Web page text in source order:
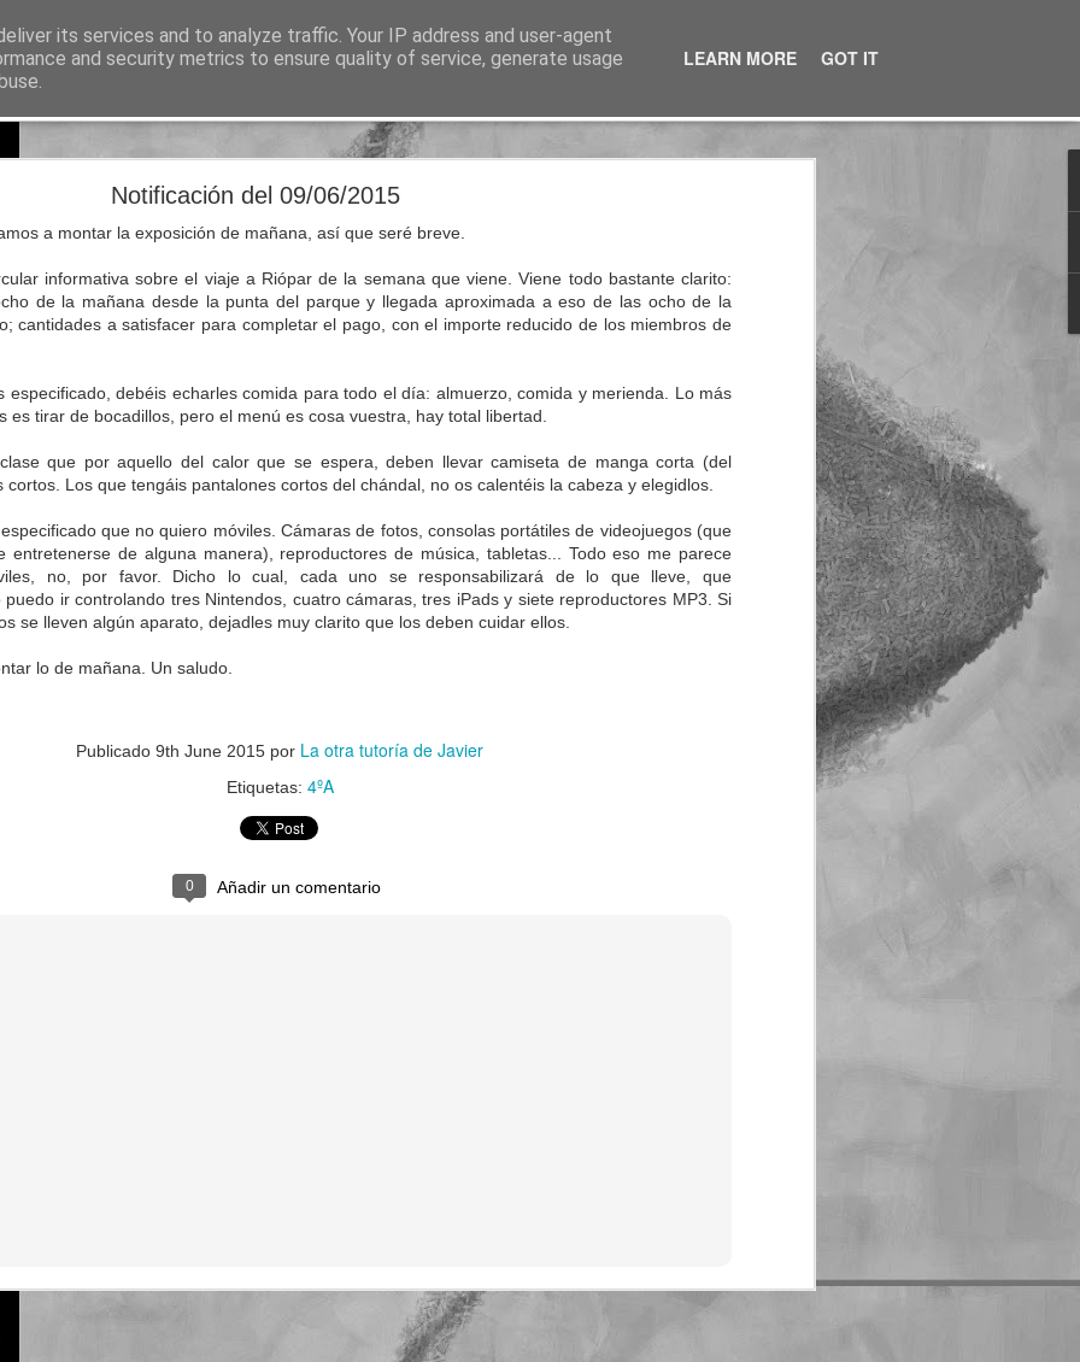
Notificación del 09/06/2015
a montar la exposición de mañana, así que seré breve.
informativa sobre el viaje a Riópar de la semana que viene. Viene todo bastante clarito:
de la mañana desde la punta del parque y llegada aproximada a eso de las ocho de la
cantidades a satisfacer para completar el pago, con el importe reducido de los miembros de
especificado, debéis echarles comida para todo el día: almuerzo, comida y merienda. Lo más
es tirar de bocadillos, pero el menú es cosa vuestra, hay total libertad.
que por aquello del calor que se espera, deben llevar camiseta de manga corta (del
Los que tengáis pantalones cortos del chándal, no os calentéis la cabeza y elegidlos.
que no quiero móviles. Cámaras de fotos, consolas portátiles de videojuegos (que
entretenerse de alguna manera), reproductores de música, tabletas... Todo eso me parece
no, por favor. Dicho lo cual, cada uno se responsabilizará de lo que lleve, que
ir controlando tres Nintendos, cuatro cámaras, tres iPads y siete reproductores MP3. Si
se lleven algún aparato, dejadles muy clarito que los deben cuidar ellos.
lo de mañana. Un saludo.
Publicado 9th June 2015 por La otra tutoría de Javier
Etiquetas: 4ºA
0 Añadir un comentario
its services and to analyze traffic. Your IP address and user-agent
and security metrics to ensure quality of service, generate usage
LEARN MORE GOT IT
para Educación Primaria
Natural Science 5 - Unit 8 Vocabulary
3rd June 2019porLa otra tutoría de Javier